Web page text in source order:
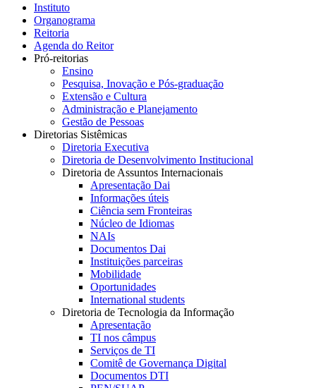
Instituto
Organograma
Reitoria
Agenda do Reitor
Pró-reitorias
Ensino
Pesquisa, Inovação e Pós-graduação
Extensão e Cultura
Administração e Planejamento
Gestão de Pessoas
Diretorias Sistêmicas
Diretoria Executiva
Diretoria de Desenvolvimento Institucional
Diretoria de Assuntos Internacionais
Apresentação Dai
Informações úteis
Ciência sem Fronteiras
Núcleo de Idiomas
NAIs
Documentos Dai
Instituições parceiras
Mobilidade
Oportunidades
International students
Diretoria de Tecnologia da Informação
Apresentação
TI nos câmpus
Serviços de TI
Comitê de Governança Digital
Documentos DTI